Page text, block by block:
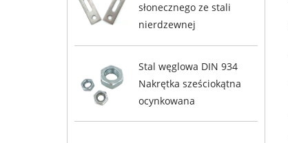
słonecznego ze stali
nierdzewnej
Stal węglowa DIN 934
Nakrętka sześciokątna
ocynkowana